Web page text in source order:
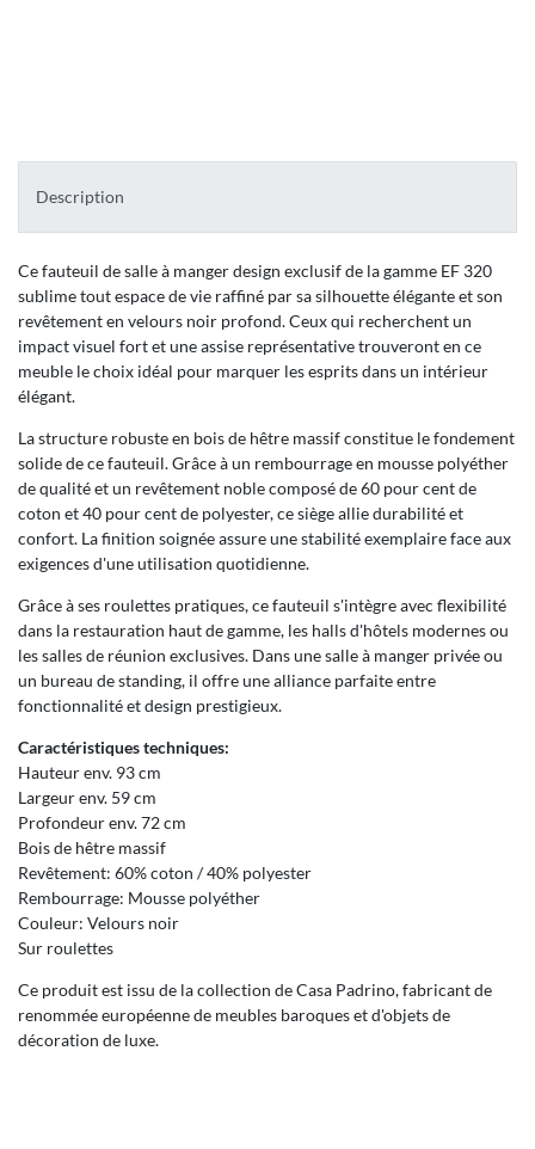
Description
Ce fauteuil de salle à manger design exclusif de la gamme EF 320
sublime tout espace de vie raffiné par sa silhouette élégante et son
revêtement en velours noir profond. Ceux qui recherchent un
impact visuel fort et une assise représentative trouveront en ce
meuble le choix idéal pour marquer les esprits dans un intérieur
élégant.
La structure robuste en bois de hêtre massif constitue le fondement
solide de ce fauteuil. Grâce à un rembourrage en mousse polyéther
de qualité et un revêtement noble composé de 60 pour cent de
coton et 40 pour cent de polyester, ce siège allie durabilité et
confort. La finition soignée assure une stabilité exemplaire face aux
exigences d'une utilisation quotidienne.
Grâce à ses roulettes pratiques, ce fauteuil s'intègre avec flexibilité
dans la restauration haut de gamme, les halls d'hôtels modernes ou
les salles de réunion exclusives. Dans une salle à manger privée ou
un bureau de standing, il offre une alliance parfaite entre
fonctionnalité et design prestigieux.
Caractéristiques techniques:
Hauteur env. 93 cm
Largeur env. 59 cm
Profondeur env. 72 cm
Bois de hêtre massif
Revêtement: 60% coton / 40% polyester
Rembourrage: Mousse polyéther
Couleur: Velours noir
Sur roulettes
Ce produit est issu de la collection de Casa Padrino, fabricant de
renommée européenne de meubles baroques et d'objets de
décoration de luxe.